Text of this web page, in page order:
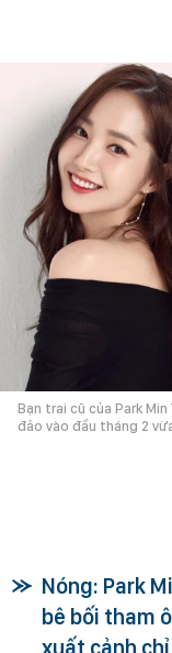
Bạn trai cũ của Park
đảo vào đầu tháng 2
Nóng: Park
bê bối tham